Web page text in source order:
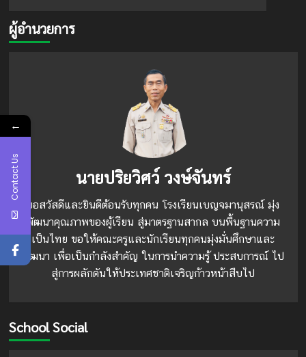
การ
กิจกรรม
ผู้อำนวยการ
นายปริยวิศว์ วงษ์จันทร์
ขอสวัสดีและยินดีต้อนรับทุกคน โรงเรียนเบญจมานุสรณ์ มุ่ง
พัฒนาคุณภาพของผู้เรียน สู่มาตรฐานสากล บนพื้นฐานความ
เป็นไทย ขอให้คณะครูและนักเรียนทุกคนมุ่งมั่นศึกษาและ
พัฒนา เพื่อเป็นกำลังสำคัญ ในการนำความรู้ ประสบการณ์ ไป
สู่การผลักดันให้ประเทศชาติเจริญก้าวหน้าสืบไป
School Social
←
Contact Us